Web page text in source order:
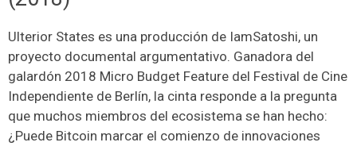
Ulterior States es una producción de IamSatoshi, un
proyecto documental argumentativo. Ganadora del
galardón 2018 Micro Budget Feature del Festival de Cine
Independiente de Berlín, la cinta responde a la pregunta
que muchos miembros del ecosistema se han hecho:
¿Puede Bitcoin marcar el comienzo de innovaciones